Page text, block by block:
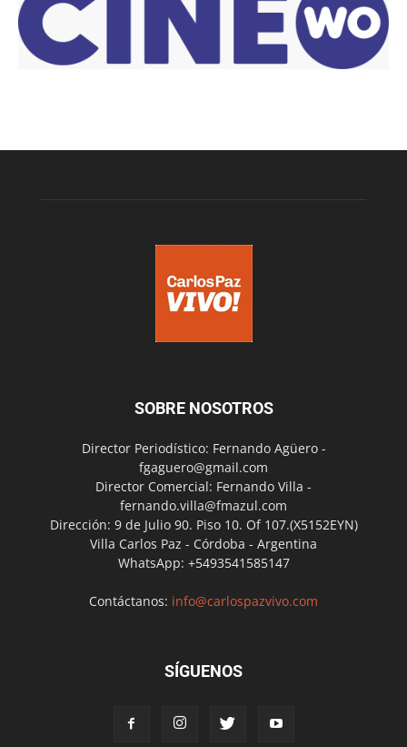
SOBRE NOSOTROS
Director Periodístico: Fernando Agüero -
fgaguero@gmail.com
Director Comercial: Fernando Villa -
fernando.villa@fmazul.com
Dirección: 9 de Julio 90. Piso 10. Of 107.(X5152EYN)
Villa Carlos Paz - Córdoba - Argentina
WhatsApp: +5493541585147
Contáctanos: info@carlospazvivo.com
SÍGUENOS